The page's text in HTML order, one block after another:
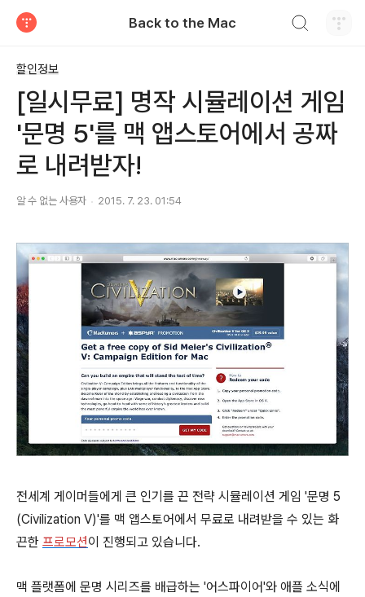
Back to the Mac
할인정보
[일시무료] 명작 시뮬레이션 게임
'문명 5'를 맥 앱스토어에서 공짜
로 내려받자!
알 수 없는 사용자 2015. 7. 23. 01:54
전세계 게이머들에게 큰 인기를 끈 전략 시뮬레이션 게임 '문명 5
(Civilization V)'를 맥 앱스토어에서 무료로 내려받을 수 있는 화
끈한 프로모션이 진행되고 있습니다.
맥 플랫폼에 문명 시리즈를 배급하는 '어스파이어'와 애플 소식에